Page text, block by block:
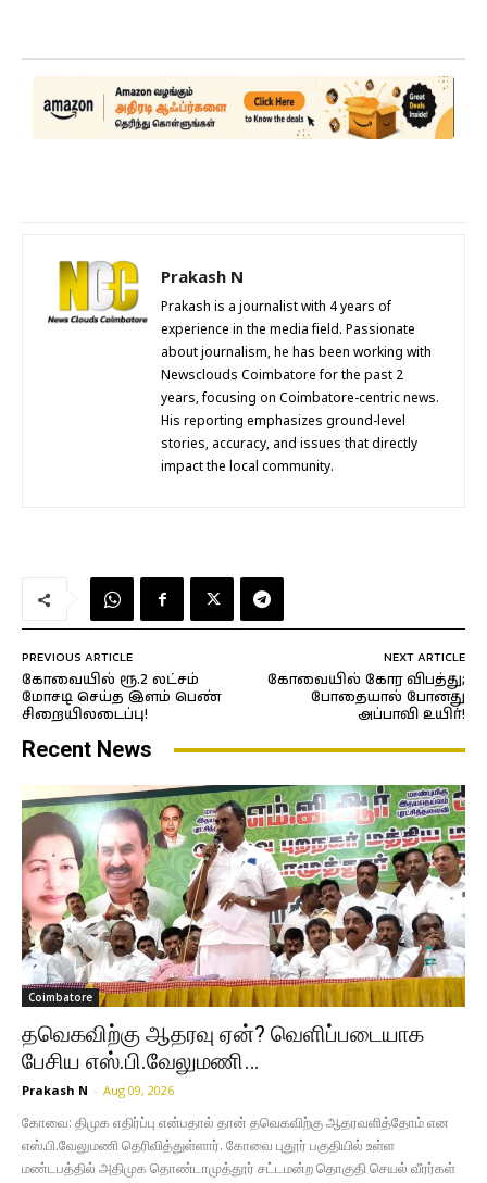
Prakash N
Prakash is a journalist with 4 years of
experience in the media field. Passionate
about journalism, he has been working with
Newsclouds Coimbatore for the past 2
years, focusing on Coimbatore-centric news.
His reporting emphasizes ground-level
stories, accuracy, and issues that directly
impact the local community.
PREVIOUS ARTICLE
கோவையில் ரூ.2 லட்சம்
மோசடி செய்த இளம் பெண்
சிறையிலடைப்பு!
NEXT ARTICLE
கோவையில் கோர விபத்து;
போதையால் போனது
அப்பாவி உயிர்!
Recent News
Coimbatore
தவெகவிற்கு ஆதரவு ஏன்? வெளிப்படையாக
பேசிய எஸ்.பி.வேலுமணி…
Prakash N - Aug 09, 2026
கோவை: திமுக எதிர்ப்பு என்பதால் தான் தவெகவிற்கு ஆதரவளித்தோம் என
எஸ்.பி.வேலுமணி தெரிவித்துள்ளார். கோவை புதூர் பகுதியில் உள்ள
மண்டபத்தில் அதிமுக தொண்டாமுத்தூர் சட்டமன்ற தொகுதி செயல் வீரர்கள்